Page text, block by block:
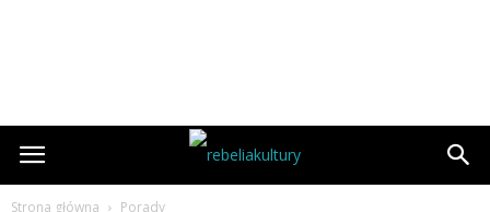
Strona główna Porady